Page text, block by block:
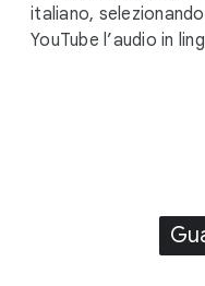
italiano,
YouTube l’audio in